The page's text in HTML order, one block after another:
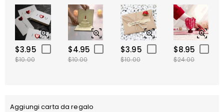
$3.95
$10.00
$4.95
$10.00
$3.95
$10.00
$8.95
$24.00
Aggiungi carta da regalo